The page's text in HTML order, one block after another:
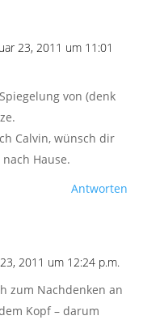
23, 2011 um 11:01
von (denk
Calvin, wünsch dir
Hause.
Antworten
2011 um 12:24 p.m.
zum Nachdenken an
Kopf – darum